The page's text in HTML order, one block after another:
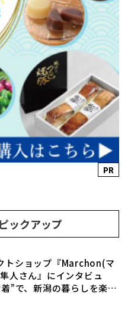
PR
ックアップ
トショップ『Marchon(マ
人さん』にインタビュ
”で、新潟の暮らしを楽し